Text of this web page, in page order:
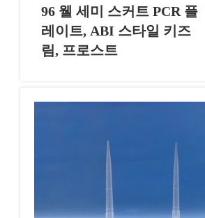
96 웰 세미 스커트 PCR 플
레이트, ABI 스타일 키즈
림, 프로스트